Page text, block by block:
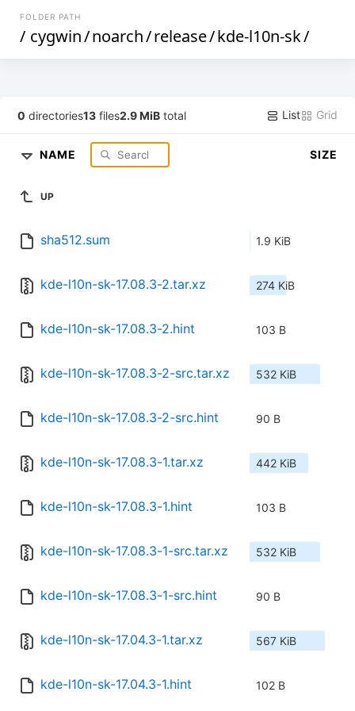
FOLDER PATH
/ cygwin/noarch/release/kde-l10n-sk/
0 directories13 files2.9 MiB total List Grid
NAME SIZE
UP
sha512.sum 1.9 KiB
kde-l10n-sk-17.08.3-2.tar.xz 274 KiB
kde-l10n-sk-17.08.3-2.hint 103 B
kde-l10n-sk-17.08.3-2-src.tar.xz 532 KiB
kde-l10n-sk-17.08.3-2-src.hint 90 B
kde-l10n-sk-17.08.3-1.tar.xz 442 KiB
kde-l10n-sk-17.08.3-1.hint 103 B
kde-l10n-sk-17.08.3-1-src.tar.xz 532 KiB
kde-l10n-sk-17.08.3-1-src.hint 90 B
kde-l10n-sk-17.04.3-1.tar.xz 567 KiB
kde-l10n-sk-17.04.3-1.hint 102 B